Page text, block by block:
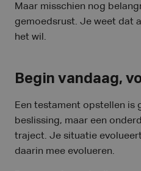
Maar misschien nog
gemoedsrust. Je weet dat
het wil.
Begin vandaag,
Een testament opstellen is
beslissing, maar een
traject. Je situatie
daarin mee evolueren.